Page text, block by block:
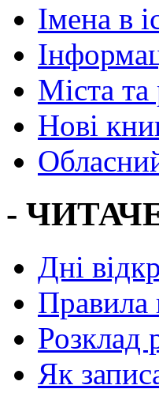
Імена в
Міста та
Нові
-
Дні
Правила
Розклад
Як